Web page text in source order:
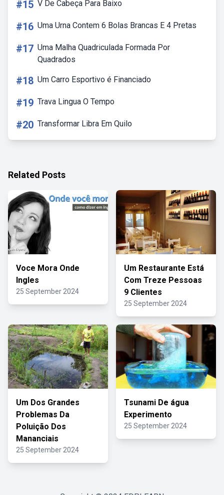
#15 V De Cabeça Para Baixo
#16 Uma Urna Contem 6 Bolas Brancas E 4 Pretas
#17 Uma Malha Quadriculada Formada Por
Quadrados
#18 Um Carro Esportivo é Financiado
#19 Trava Lingua O Tempo
#20 Transformar Libra Em Quilo
Related Posts
Voce Mora Onde
Ingles
25 September 2024
Um Restaurante Está
Com Treze Pessoas
9 Clientes
25 September 2024
Um Dos Grandes
Problemas Da
Poluição Dos
Mananciais
25 September 2024
Tsunami De água
Experimento
25 September 2024